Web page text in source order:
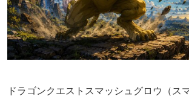
ドラゴンクエストスマッシュグロウ（ス